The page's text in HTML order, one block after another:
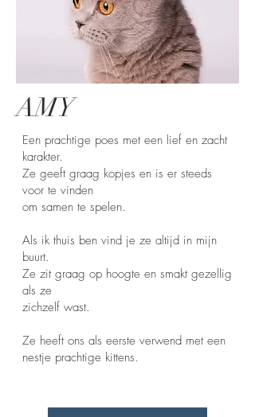
AMY
Een prachtige poes met een lief en zacht
karakter.
Ze geeft graag kopjes en is er steeds
voor te vinden
om samen te spelen.
Als ik thuis ben vind je ze altijd in mijn
buurt.
Ze zit graag op hoogte en smakt gezellig
als ze
zichzelf wast.
Ze heeft ons als eerste verwend met een
nestje prachtige kittens.